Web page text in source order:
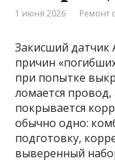
1 июня 2026 Ремонт
Закисший датчик
причин
при попытке
ломается провод,
покрывается
обычно одно:
подготовку,
выверенный